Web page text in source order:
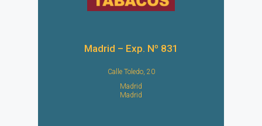
Madrid – Exp. Nº 831
Calle Toledo, 20
Madrid
Madrid